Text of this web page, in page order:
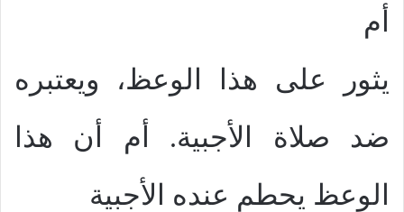
أم
يثور على هذا الوعظ، ويعتبره
ضد صلاة الأجبية. أم أن هذا
الوعظ يحطم عنده الأجبية